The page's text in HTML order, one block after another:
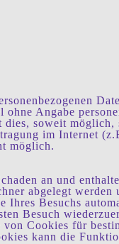
Angabe
soweit
im Internet
möglich.
an und
abgelegt werden
Ihres Besuchs
Besuch
Cookies für
kann die